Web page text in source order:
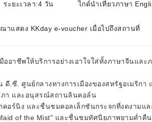
ระยะเวลา:4 วัน ไกด์นำเที่ยวภาษา
าแสดง KKday e-voucher เมื่อไปถึงสถานที่
อาชีพให้บริการอย่างเอาใจใส่ทั้งภาษาจีนและ
ดี.ซี. ศูนย์กลางทางการเมืองของสหรัฐอเมริกา
ภา และอนุสรณ์สถานลินคอล์น
คอร์นิง และชื่นชมคอลเล็กชันกระจกที่งดงามแ
of the Mist" และชื่นชมทัศนียภาพยามค่ำคืน